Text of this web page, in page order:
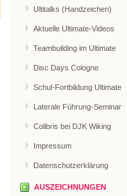
Ultitalks (Handzeichen)
Aktuelle Ultimate-Videos
Teambuilding im Ultimate
Disc Days Cologne
Schul-Fortbildung Ultimate
Laterale Führung-Seminar
Colibris bei DJK Wiking
Impressum
Datenschutzerklärung
AUSZEICHNUNGEN